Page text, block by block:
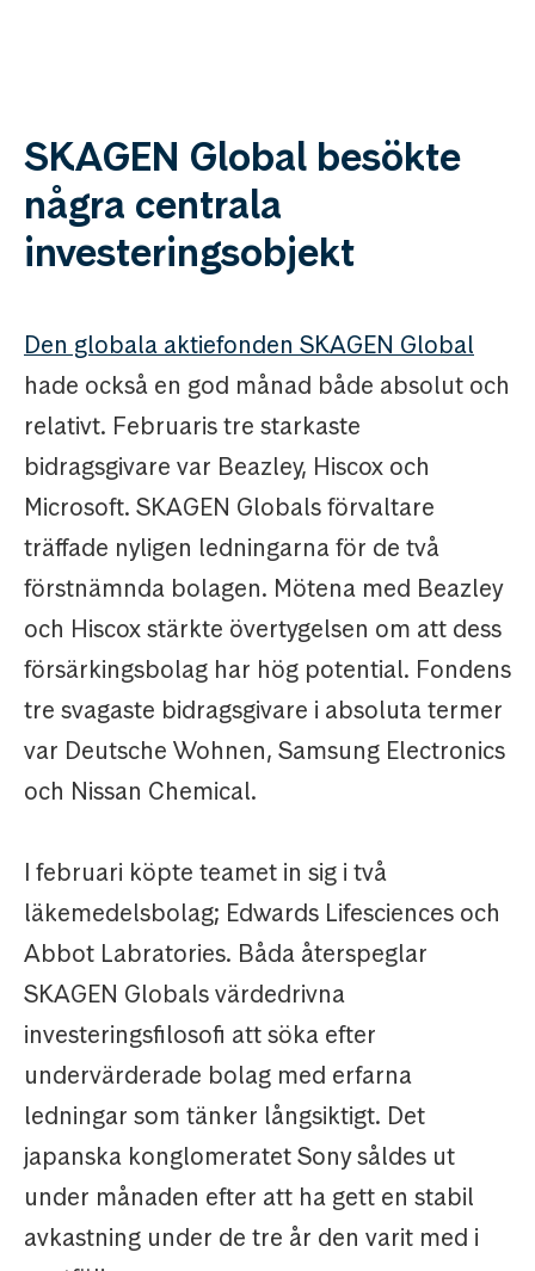
SKAGEN Global besökte
några centrala
investeringsobjekt
Den globala aktiefonden SKAGEN Global
hade också en god månad både absolut och
relativt. Februaris tre starkaste
bidragsgivare var Beazley, Hiscox och
Microsoft. SKAGEN Globals förvaltare
träffade nyligen ledningarna för de två
förstnämnda bolagen. Mötena med Beazley
och Hiscox stärkte övertygelsen om att dess
försärkingsbolag har hög potential. Fondens
tre svagaste bidragsgivare i absoluta termer
var Deutsche Wohnen, Samsung Electronics
och Nissan Chemical.
I februari köpte teamet in sig i två
läkemedelsbolag; Edwards Lifesciences och
Abbot Labratories. Båda återspeglar
SKAGEN Globals värdedrivna
investeringsfilosofi att söka efter
undervärderade bolag med erfarna
ledningar som tänker långsiktigt. Det
japanska konglomeratet Sony såldes ut
under månaden efter att ha gett en stabil
avkastning under de tre år den varit med i